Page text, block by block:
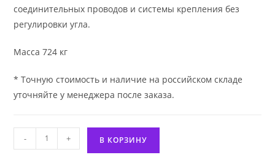
соединительных проводов и системы крепления без
регулировки угла.
Масса 724 кг
* Точную стоимость и наличие на российском складе
уточняйте у менеджера после заказа.
Количество
товара
- + В КОРЗИНУ